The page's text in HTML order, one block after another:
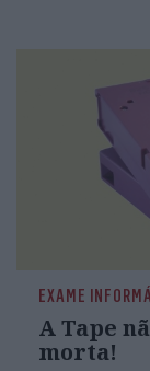
EXAME
A Tape
morta!